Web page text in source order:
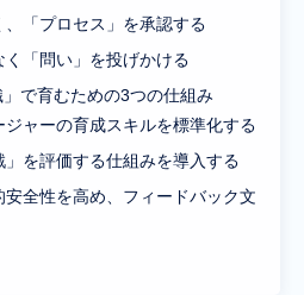
「プロセス」を承認する
「問い」を投げかける
で育むための3つの仕組み
ャーの育成スキルを標準化する
を評価する仕組みを導入する
全性を高め、フィードバック文